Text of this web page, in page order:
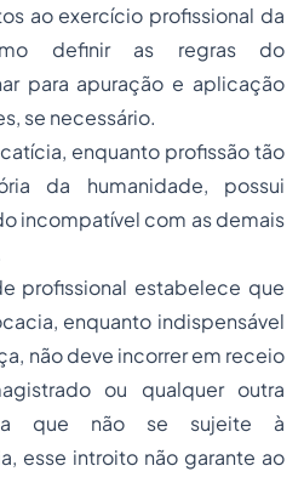
ao exercício profissional da
definir as regras do
para apuração e aplicação
se necessário.
enquanto profissão tão
da humanidade, possui
incompatível com as demais
profissional estabelece que
enquanto indispensável
não deve incorrer em receio
ou qualquer outra
que não se sujeite à
esse introito não garante ao